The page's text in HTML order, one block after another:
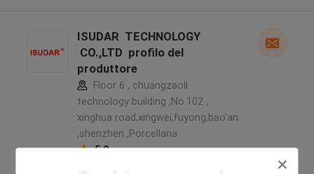
ISUDAR TECHNOLOGY
CO.,LTD profilo del
produttore
Floor 6 , chuangzaoli
technology building ,No.102 ,
xinghua road,xingwei,fuyong,bao'an
,shenzhen ,Porcellana
5.0